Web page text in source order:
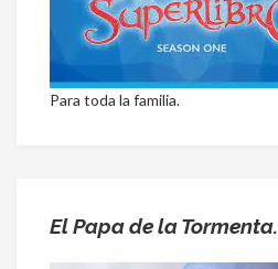
Para toda la familia.
El Papa de la Tormenta.